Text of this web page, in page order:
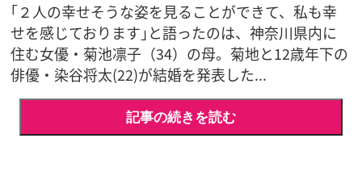
｢２人の幸せそうな姿を見ることができて、私も幸
せを感じております｣と語ったのは、神奈川県内に
住む女優・菊池凛子（34）の母。菊地と12歳年下の
俳優・染谷将太(22)が結婚を発表した...
記事の続きを読む